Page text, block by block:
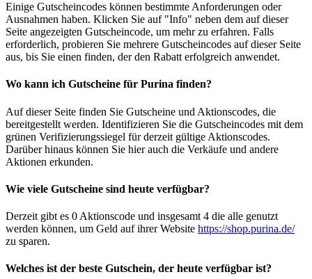
Einige Gutscheincodes können bestimmte Anforderungen oder
Ausnahmen haben. Klicken Sie auf "Info" neben dem auf dieser
Seite angezeigten Gutscheincode, um mehr zu erfahren. Falls
erforderlich, probieren Sie mehrere Gutscheincodes auf dieser Seite
aus, bis Sie einen finden, der den Rabatt erfolgreich anwendet.
Wo kann ich Gutscheine für Purina finden?
Auf dieser Seite finden Sie Gutscheine und Aktionscodes, die
bereitgestellt werden. Identifizieren Sie die Gutscheincodes mit dem
grünen Verifizierungssiegel für derzeit gültige Aktionscodes.
Darüber hinaus können Sie hier auch die Verkäufe und andere
Aktionen erkunden.
Wie viele Gutscheine sind heute verfügbar?
Derzeit gibt es 0 Aktionscode und insgesamt 4 die alle genutzt
werden können, um Geld auf ihrer Website https://shop.purina.de/
zu sparen.
Welches ist der beste Gutschein, der heute verfügbar ist?